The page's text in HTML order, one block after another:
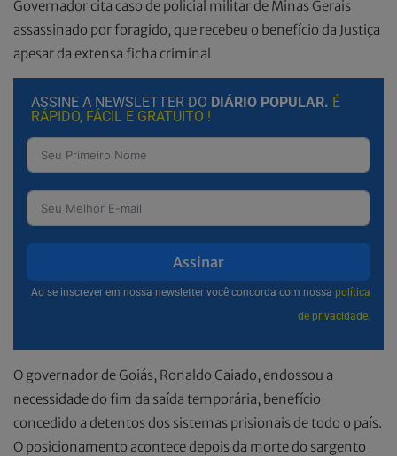
Governador cita caso de policial militar de Minas Gerais
assassinado por foragido, que recebeu o benefício da Justiça
apesar da extensa ficha criminal
ASSINE A NEWSLETTER DO DIÁRIO POPULAR. É
RÁPIDO, FÁCIL E GRATUITO !
Assinar
Ao se inscrever em nossa newsletter você concorda com nossa política
de privacidade.
O governador de Goiás, Ronaldo Caiado, endossou a
necessidade do fim da saída temporária, benefício
concedido a detentos dos sistemas prisionais de todo o país.
O posicionamento acontece depois da morte do sargento